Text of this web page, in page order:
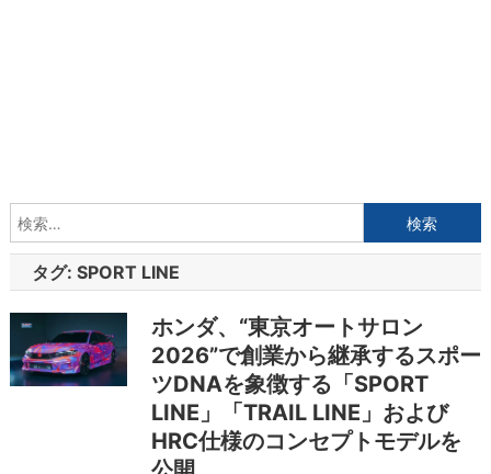
索:
タグ: SPORT LINE
ホンダ、“東京オートサロン
2026”で創業から継承するスポー
ツDNAを象徴する「SPORT
LINE」「TRAIL LINE」および
HRC仕様のコンセプトモデルを